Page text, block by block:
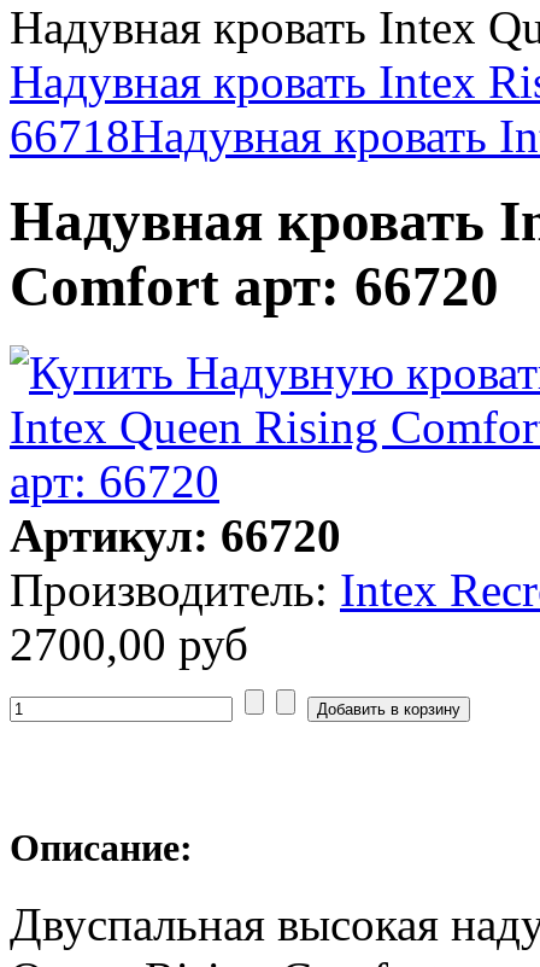
Надувная кровать Intex
Надувная кровать Intex
66718Надувная кровать
Надувная кровать
Comfort арт: 66720
Артикул: 66720
Производитель: Intex
2700,00 руб
Описание:
Двуспальная высокая